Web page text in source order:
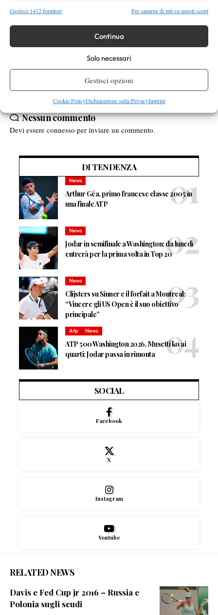
Gestisci 1412 fornitori Per saperne di più su questi scopi
Continua
Solo necessari
Gestisci opzioni
Cookie PolicyDichiarazione sulla PrivacyImprint
Itf Città di Lecco
Tennis Club Lecco
Nessun commento
Devi essere connesso per inviare un commento.
DI TENDENZA
News
Arthur Géa, primo francese classe 2005 in
una finale ATP
News
Jodar in semifinale a Washington: da lunedì
entrerà per la prima volta in Top 20
News
Clijsters su Sinner e il forfait a Montreal:
“Vincere gli US Open è il suo obiettivo
principale”
Atp News
ATP 500 Washington 2026, Musetti ko ai
quarti: Jodar passa in rimonta
SOCIAL
Facebook
X
Instagram
Youtube
RELATED NEWS
Davis e Fed Cup jr 2016 – Russia e
Polonia sugli scudi